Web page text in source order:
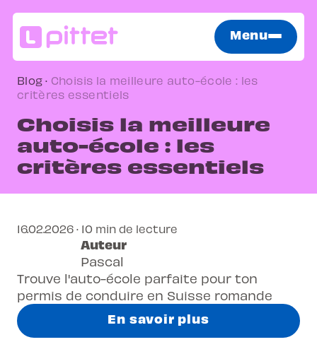
Menu
Blog · Choisis la meilleure auto-école : les
critères essentiels
Choisis la meilleure
auto-école : les
critères essentiels
Trouve l'auto-école parfaite pour ton
permis de conduire en Suisse romande
En savoir plus
16.02.2026 · 10 min de lecture
Auteur
Pascal